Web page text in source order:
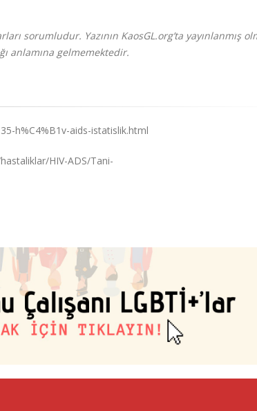
sorumludur. Yazının KaosGL.org’ta yayınlanmış
anlamına gelmemektedir.
h%C4%B1v-aids-istatislik.html
HIV-ADS/Tani-